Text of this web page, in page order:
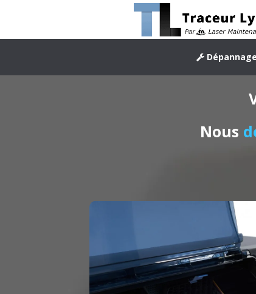
Nous